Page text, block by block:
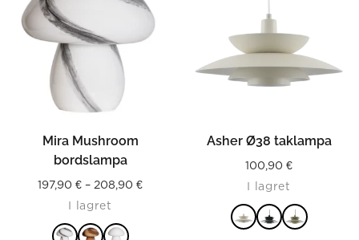
Mira Mushroom
bordslampa
197,90 € – 208,90 €Price
I lagret
Asher Ø38 taklampa
100,90 €
I lagret